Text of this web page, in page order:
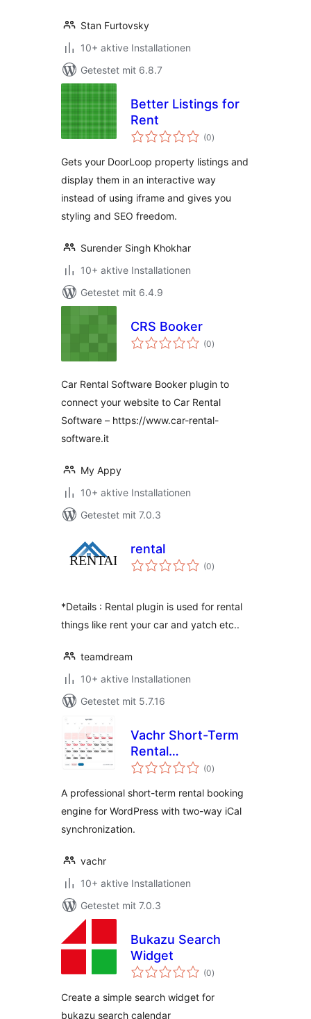
Stan Furtovsky
10+ aktive Installationen
Getestet mit 6.8.7
Better Listings for
Rent
(0Bewertungen
insgesamt
)
Gets your DoorLoop property listings and
display them in an interactive way
instead of using iframe and gives you
styling and SEO freedom.
Surender Singh Khokhar
10+ aktive Installationen
Getestet mit 6.4.9
CRS Booker
(0Bewertungen
insgesamt
)
Car Rental Software Booker plugin to
connect your website to Car Rental
Software – https://www.car-rental-
software.it
My Appy
10+ aktive Installationen
Getestet mit 7.0.3
rental
(0Bewertungen
insgesamt
)
*Details : Rental plugin is used for rental
things like rent your car and yatch etc..
teamdream
10+ aktive Installationen
Getestet mit 5.7.16
Vachr Short-Term
Rental
Reservations
(0Bewertungen
insgesamt
)
A professional short-term rental booking
engine for WordPress with two-way iCal
synchronization.
vachr
10+ aktive Installationen
Getestet mit 7.0.3
Bukazu Search
Widget
(0Bewertungen
insgesamt
)
Create a simple search widget for
bukazu search calendar